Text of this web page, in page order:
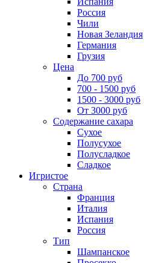
Россия
Чили
Новая Зеландия
Германия
Грузия
Цена
До 700 руб
700 - 1500 руб
1500 - 3000 руб
От 3000 руб
Содержание сахара
Сухое
Полусухое
Полусладкое
Сладкое
Игристое
Страна
Франция
Италия
Испания
Россия
Тип
Шампанское